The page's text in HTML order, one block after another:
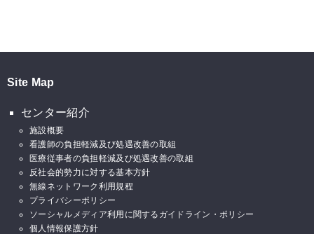
Site Map
センター紹介
施設概要
看護師の負担軽減及び処遇改善の取組
医療従事者の負担軽減及び処遇改善の取組
反社会的勢力に対する基本方針
無線ネットワーク利用規程
プライバシーポリシー
ソーシャルメディア利用に関するガイドライン・ポリシー
個人情報保護方針